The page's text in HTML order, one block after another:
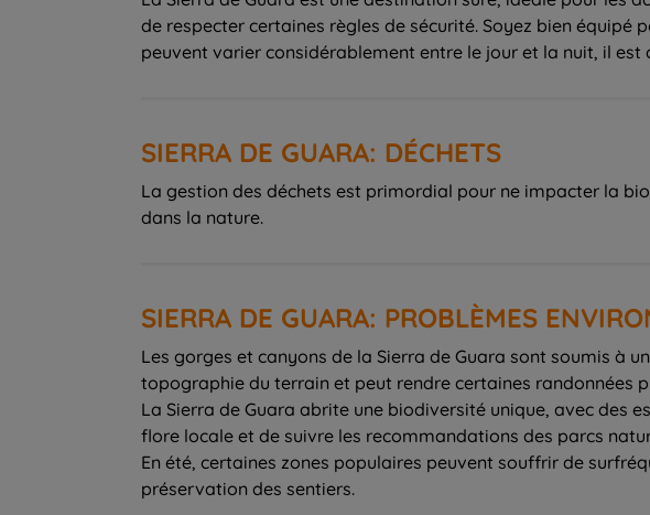
de respecter certaines règles de sécurité. Soyez bien
SIERRA DE GUARA: DÉCHETS
La gestion des déchets est primordial pour ne impacter la
dans la nature.
SIERRA DE GUARA: PROBLÈMES
Les gorges et canyons de la Sierra de Guara sont soumis à
topographie du terrain et peut rendre certaines randonnées
La Sierra de Guara abrite une biodiversité unique, avec des
flore locale et de suivre les recommandations des parcs
En été, certaines zones populaires peuvent souffrir de
préservation des sentiers.